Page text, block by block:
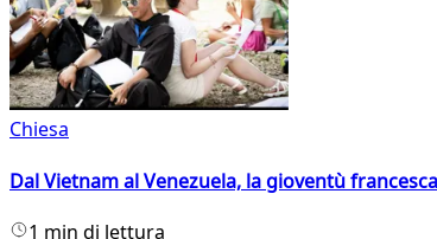
Chiesa
Dal Vietnam al Venezuela, la gioventù
1 min di lettura